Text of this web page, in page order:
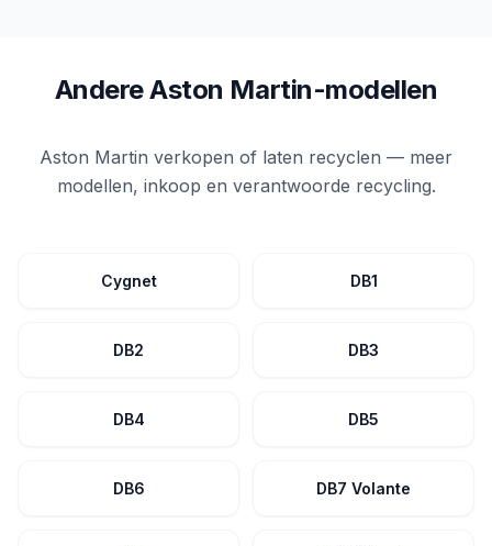
Andere Aston Martin-modellen
Aston Martin verkopen of laten recyclen — meer
modellen, inkoop en verantwoorde recycling.
Cygnet DB1
DB2 DB3
DB4 DB5
DB6 DB7 Volante